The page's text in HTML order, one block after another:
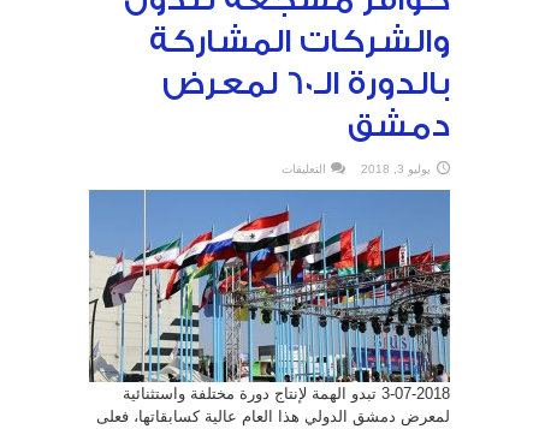
والشركات المشاركة
بالدورة الـ60 لمعرض
دمشق
يوليو 3, 2018 التعليقات
مشجعة
والشركات
المشاركة
بالدورة
الـ60
لمعرض
دمشق
مغلقة
3-07-2018 تبدو الهمة لإنتاج دورة مختلفة واستثنائية
لمعرض دمشق الدولي هذا العام عالية كسابقاتها، فعلى